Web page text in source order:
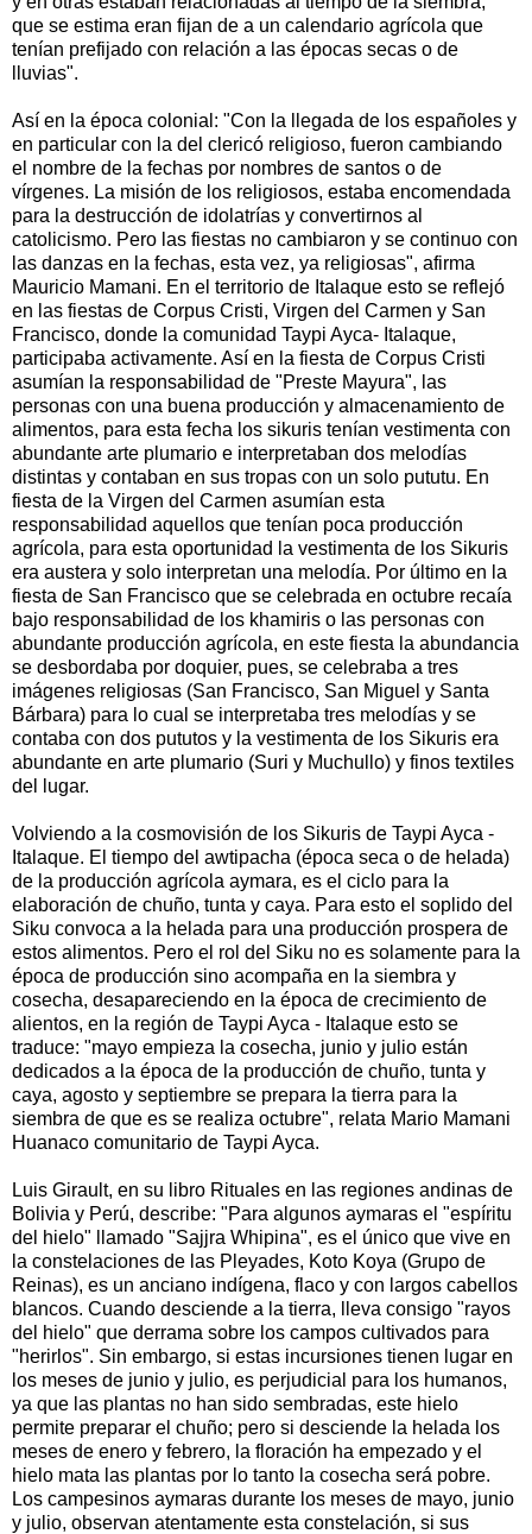
que se estima eran fijan de a un calendario agrícola que
tenían prefijado con relación a las épocas secas o de
lluvias".
Así en la época colonial: "Con la llegada de los españoles y
en particular con la del clericó religioso, fueron cambiando
el nombre de la fechas por nombres de santos o de
vírgenes. La misión de los religiosos, estaba encomendada
para la destrucción de idolatrías y convertirnos al
catolicismo. Pero las fiestas no cambiaron y se continuo con
las danzas en la fechas, esta vez, ya religiosas", afirma
Mauricio Mamani. En el territorio de Italaque esto se reflejó
en las fiestas de Corpus Cristi, Virgen del Carmen y San
Francisco, donde la comunidad Taypi Ayca- Italaque,
participaba activamente. Así en la fiesta de Corpus Cristi
asumían la responsabilidad de "Preste Mayura", las
personas con una buena producción y almacenamiento de
alimentos, para esta fecha los sikuris tenían vestimenta con
abundante arte plumario e interpretaban dos melodías
distintas y contaban en sus tropas con un solo pututu. En
fiesta de la Virgen del Carmen asumían esta
responsabilidad aquellos que tenían poca producción
agrícola, para esta oportunidad la vestimenta de los Sikuris
era austera y solo interpretan una melodía. Por último en la
fiesta de San Francisco que se celebrada en octubre recaía
bajo responsabilidad de los khamiris o las personas con
abundante producción agrícola, en este fiesta la abundancia
se desbordaba por doquier, pues, se celebraba a tres
imágenes religiosas (San Francisco, San Miguel y Santa
Bárbara) para lo cual se interpretaba tres melodías y se
contaba con dos pututos y la vestimenta de los Sikuris era
abundante en arte plumario (Suri y Muchullo) y finos textiles
del lugar.
Volviendo a la cosmovisión de los Sikuris de Taypi Ayca -
Italaque. El tiempo del awtipacha (época seca o de helada)
de la producción agrícola aymara, es el ciclo para la
elaboración de chuño, tunta y caya. Para esto el soplido del
Siku convoca a la helada para una producción prospera de
estos alimentos. Pero el rol del Siku no es solamente para la
época de producción sino acompaña en la siembra y
cosecha, desapareciendo en la época de crecimiento de
alientos, en la región de Taypi Ayca - Italaque esto se
traduce: "mayo empieza la cosecha, junio y julio están
dedicados a la época de la producción de chuño, tunta y
caya, agosto y septiembre se prepara la tierra para la
siembra de que es se realiza octubre", relata Mario Mamani
Huanaco comunitario de Taypi Ayca.
Luis Girault, en su libro Rituales en las regiones andinas de
Bolivia y Perú, describe: "Para algunos aymaras el "espíritu
del hielo" llamado "Sajjra Whipina", es el único que vive en
la constelaciones de las Pleyades, Koto Koya (Grupo de
Reinas), es un anciano indígena, flaco y con largos cabellos
blancos. Cuando desciende a la tierra, lleva consigo "rayos
del hielo" que derrama sobre los campos cultivados para
"herirlos". Sin embargo, si estas incursiones tienen lugar en
los meses de junio y julio, es perjudicial para los humanos,
ya que las plantas no han sido sembradas, este hielo
permite preparar el chuño; pero si desciende la helada los
meses de enero y febrero, la floración ha empezado y el
hielo mata las plantas por lo tanto la cosecha será pobre.
Los campesinos aymaras durante los meses de mayo, junio
y julio, observan atentamente esta constelación, si sus